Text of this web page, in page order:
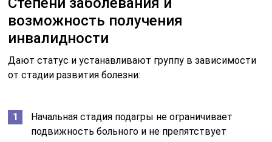
возможность получения
инвалидности
Дают статус и устанавливают группу в зависимости
от стадии развития болезни:
Начальная стадия подагры не ограничивает
подвижность больного и не препятствует